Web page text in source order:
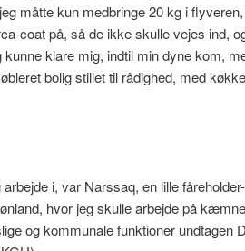
måtte kun medbringe 20 kg i
coat på, så de ikke skulle vejes ind,
klare mig, indtil min dyne kom,
bolig stillet til rådighed, med
i, var Narssaq, en lille
hvor jeg skulle arbejde på
og kommunale funktioner undtagen